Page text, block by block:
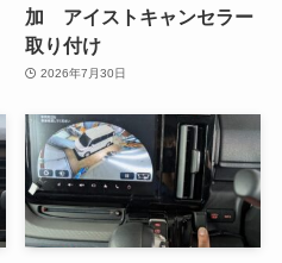
加 アイストキャンセラー
取り付け
2026年7月30日